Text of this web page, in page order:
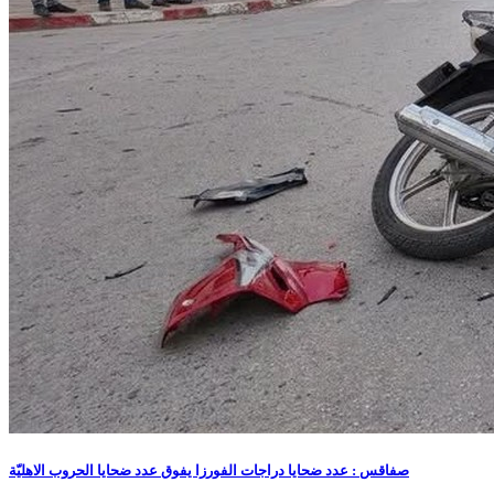
صفاقس : عدد ضحايا دراجات الفورزا يفوق عدد ضحايا الحروب الاهليّة